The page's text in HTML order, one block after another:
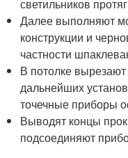
светильников
Далее выполняют
конструкции и
частности
В потолке
дальнейших
точечные приборы
Выводят концы
подсоединяют